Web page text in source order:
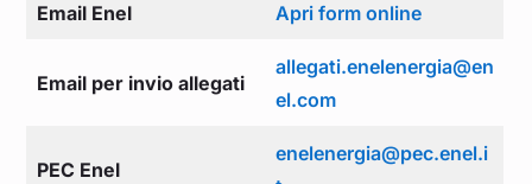
Email Enel Apri form online
Email per invio allegati
allegati.enelenergia@en
el.com
PEC Enel
enelenergia@pec.enel.i